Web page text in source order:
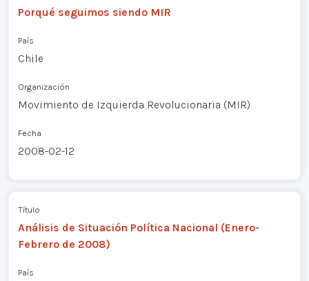
Porqué seguimos siendo MIR
País
Chile
Organización
Movimiento de Izquierda Revolucionaria (MIR)
Fecha
2008-02-12
Título
Análisis de Situación Política Nacional (Enero-
Febrero de 2008)
País